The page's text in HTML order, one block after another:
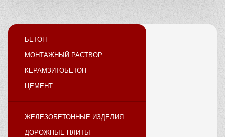
БЕТОН
МОНТАЖНЫЙ РАСТВОР
КЕРАМЗИТОБЕТОН
ЦЕМЕНТ
ЖЕЛЕЗОБЕТОННЫЕ ИЗДЕЛИЯ
ДОРОЖНЫЕ ПЛИТЫ